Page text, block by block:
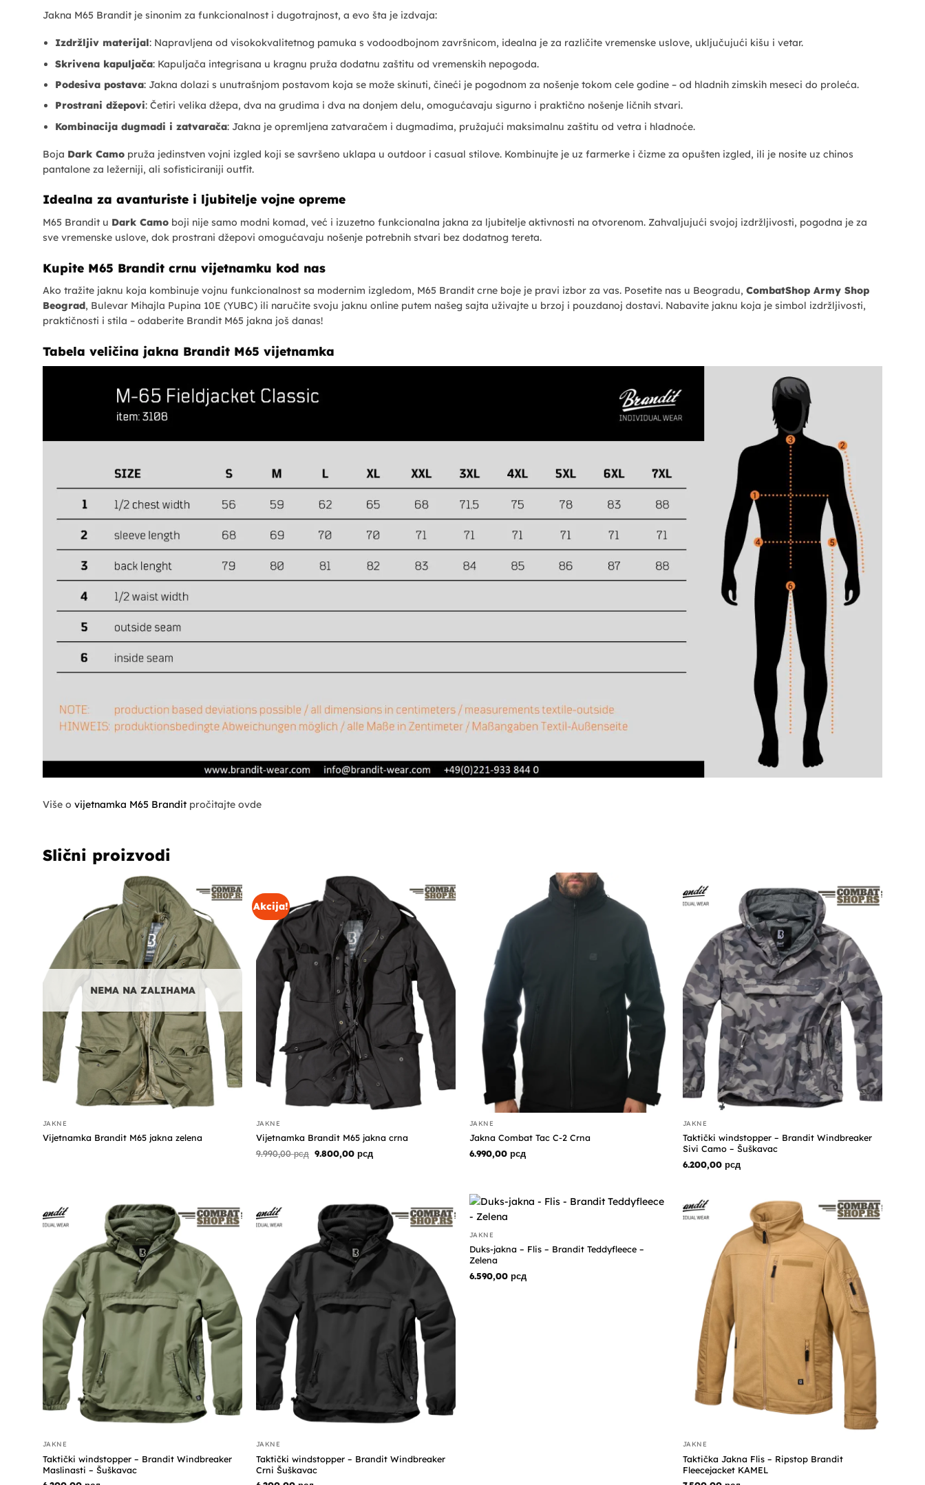
Jakna M65 Brandit je sinonim za funkcionalnost i dugotrajnost, a evo šta je izdvaja:
Izdržljiv materijal: Napravljena od visokokvalitetnog pamuka s vodoodbojnom završnicom, idealna je za različite vremenske uslove, uključujući kišu i vetar.
Skrivena kapuljača: Kapuljača integrisana u kragnu pruža dodatnu zaštitu od vremenskih nepogoda.
Podesiva postava: Jakna dolazi s unutrašnjom postavom koja se može skinuti, čineći je pogodnom za nošenje tokom cele godine – od hladnih zimskih meseci do proleća.
Prostrani džepovi: Četiri velika džepa, dva na grudima i dva na donjem delu, omogućavaju sigurno i praktično nošenje ličnih stvari.
Kombinacija dugmadi i zatvarača: Jakna je opremljena zatvaračem i dugmadima, pružajući maksimalnu zaštitu od vetra i hladnoće.
Boja Dark Camo pruža jedinstven vojni izgled koji se savršeno uklapa u outdoor i casual stilove. Kombinujte je uz farmerke i čizme za opušten izgled, ili je nosite uz chinos
pantalone za ležerniji, ali sofisticiraniji outfit.
Idealna za avanturiste i ljubitelje vojne opreme
M65 Brandit u Dark Camo boji nije samo modni komad, već i izuzetno funkcionalna jakna za ljubitelje aktivnosti na otvorenom. Zahvaljujući svojoj izdržljivosti, pogodna je za
sve vremenske uslove, dok prostrani džepovi omogućavaju nošenje potrebnih stvari bez dodatnog tereta.
Kupite M65 Brandit crnu vijetnamku kod nas
Ako tražite jaknu koja kombinuje vojnu funkcionalnost sa modernim izgledom, M65 Brandit crne boje je pravi izbor za vas. Posetite nas u Beogradu, CombatShop Army Shop
Beograd, Bulevar Mihajla Pupina 10E (YUBC) ili naručite svoju jaknu online putem našeg sajta uživajte u brzoj i pouzdanoj dostavi. Nabavite jaknu koja je simbol izdržljivosti,
praktičnosti i stila – odaberite Brandit M65 jakna još danas!
Tabela veličina jakna Brandit M65 vijetnamka
Više o vijetnamka M65 Branditpročitajte ovde
Slični proizvodi
NEMA NA ZALIHAMA
JAKNE
Vijetnamka Brandit M65 jakna zelena
Akcija!
JAKNE
Vijetnamka Brandit M65 jakna crna
9.990,00рсд Originalna
9.800,00 рсдTrenutna
cena
JAKNE
Jakna Combat Tac C-2 Crna
6.990,00 рсд
JAKNE
Taktički windstopper – Brandit Windbreaker
Sivi Camo – Šuškavac
6.200,00 рсд
JAKNE
Taktički windstopper – Brandit Windbreaker
Maslinasti – Šuškavac
JAKNE
Taktički windstopper – Brandit Windbreaker
Crni Šuškavac
JAKNE
Duks-jakna – Flis – Brandit Teddyfleece –
Zelena
6.590,00 рсд
JAKNE
Taktička Jakna Flis – Ripstop Brandit
Fleecejacket KAMEL